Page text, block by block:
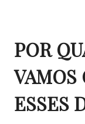
POR
VAMOS
ESSES